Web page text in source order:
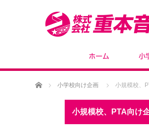
ホーム 小
ホーム 小学校向け企画 小規模校、
小規模校、PTA向け